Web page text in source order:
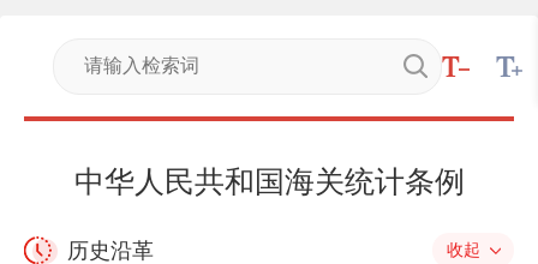
中华人民共和国海关统计条例
历史沿革 收起